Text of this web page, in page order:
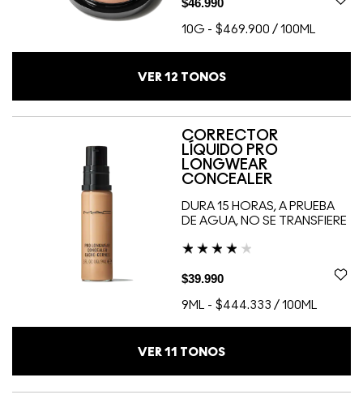
$46.990
10G - $469.900 / 100ML
VER 12 TONOS
CORRECTOR
LÍQUIDO PRO
LONGWEAR
CONCEALER
DURA 15 HORAS, A PRUEBA
DE AGUA, NO SE TRANSFIERE
$39.990
9ML - $444.333 / 100ML
VER 11 TONOS